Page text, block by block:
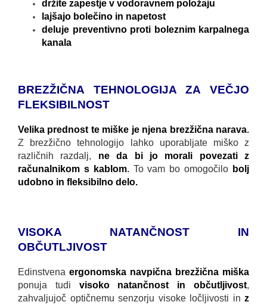
držite zapestje v vodoravnem položaju
lajšajo bolečino in napetost
deluje preventivno proti boleznim karpalnega
kanala
BREZŽIČNA TEHNOLOGIJA ZA VEČJO
FLEKSIBILNOST
Velika prednost te miške je njena brezžična narava.
Z brezžično tehnologijo lahko uporabljate miško z
različnih razdalj, ne da bi jo morali povezati z
računalnikom s kablom. To vam bo omogočilo bolj
udobno in fleksibilno delo.
VISOKA NATANČNOST IN
OBČUTLJIVOST
Edinstvena ergonomska navpična brezžična miška
ponuja tudi visoko natančnost in občutljivost,
zahvaljujoč optičnemu senzorju visoke ločljivosti in z